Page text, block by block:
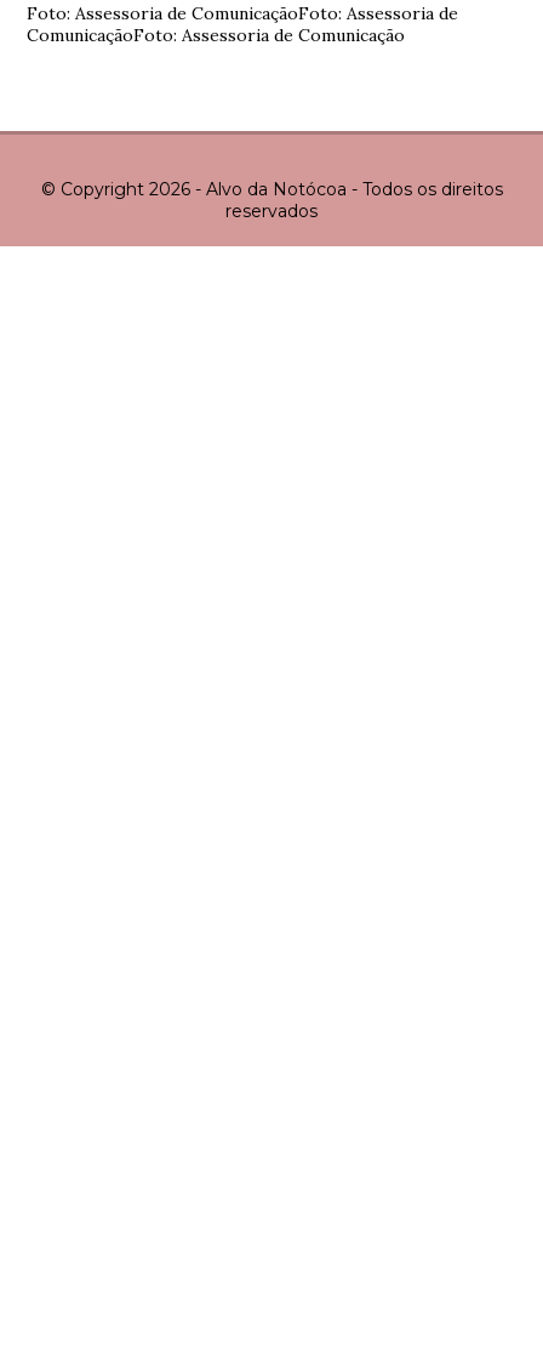
Foto: Assessoria de ComunicaçãoFoto: Assessoria de
ComunicaçãoFoto: Assessoria de Comunicação
© Copyright 2026 - Alvo da Notócoa - Todos os direitos
reservados